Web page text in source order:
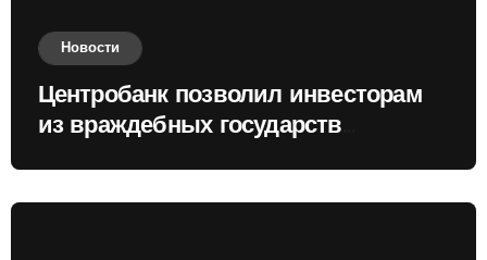
Новости
Центробанк позволил инвесторам
из враждебных государств